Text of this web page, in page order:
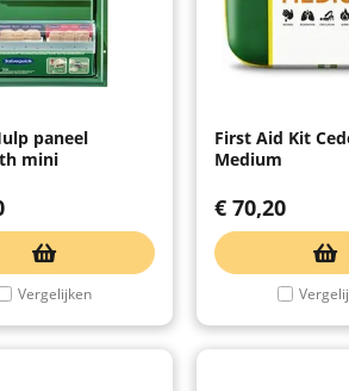
paneel
mini
Vergelijken
First Aid Kit
Medium
€ 70,20